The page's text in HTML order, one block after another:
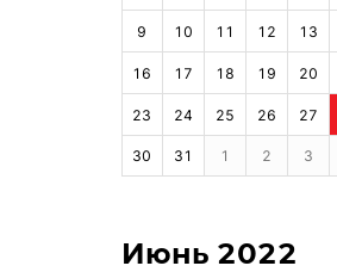
9 10 11 12 13
16 17 18 19 20
23 24 25 26 27
30 31 1 2 3
Июнь 2022